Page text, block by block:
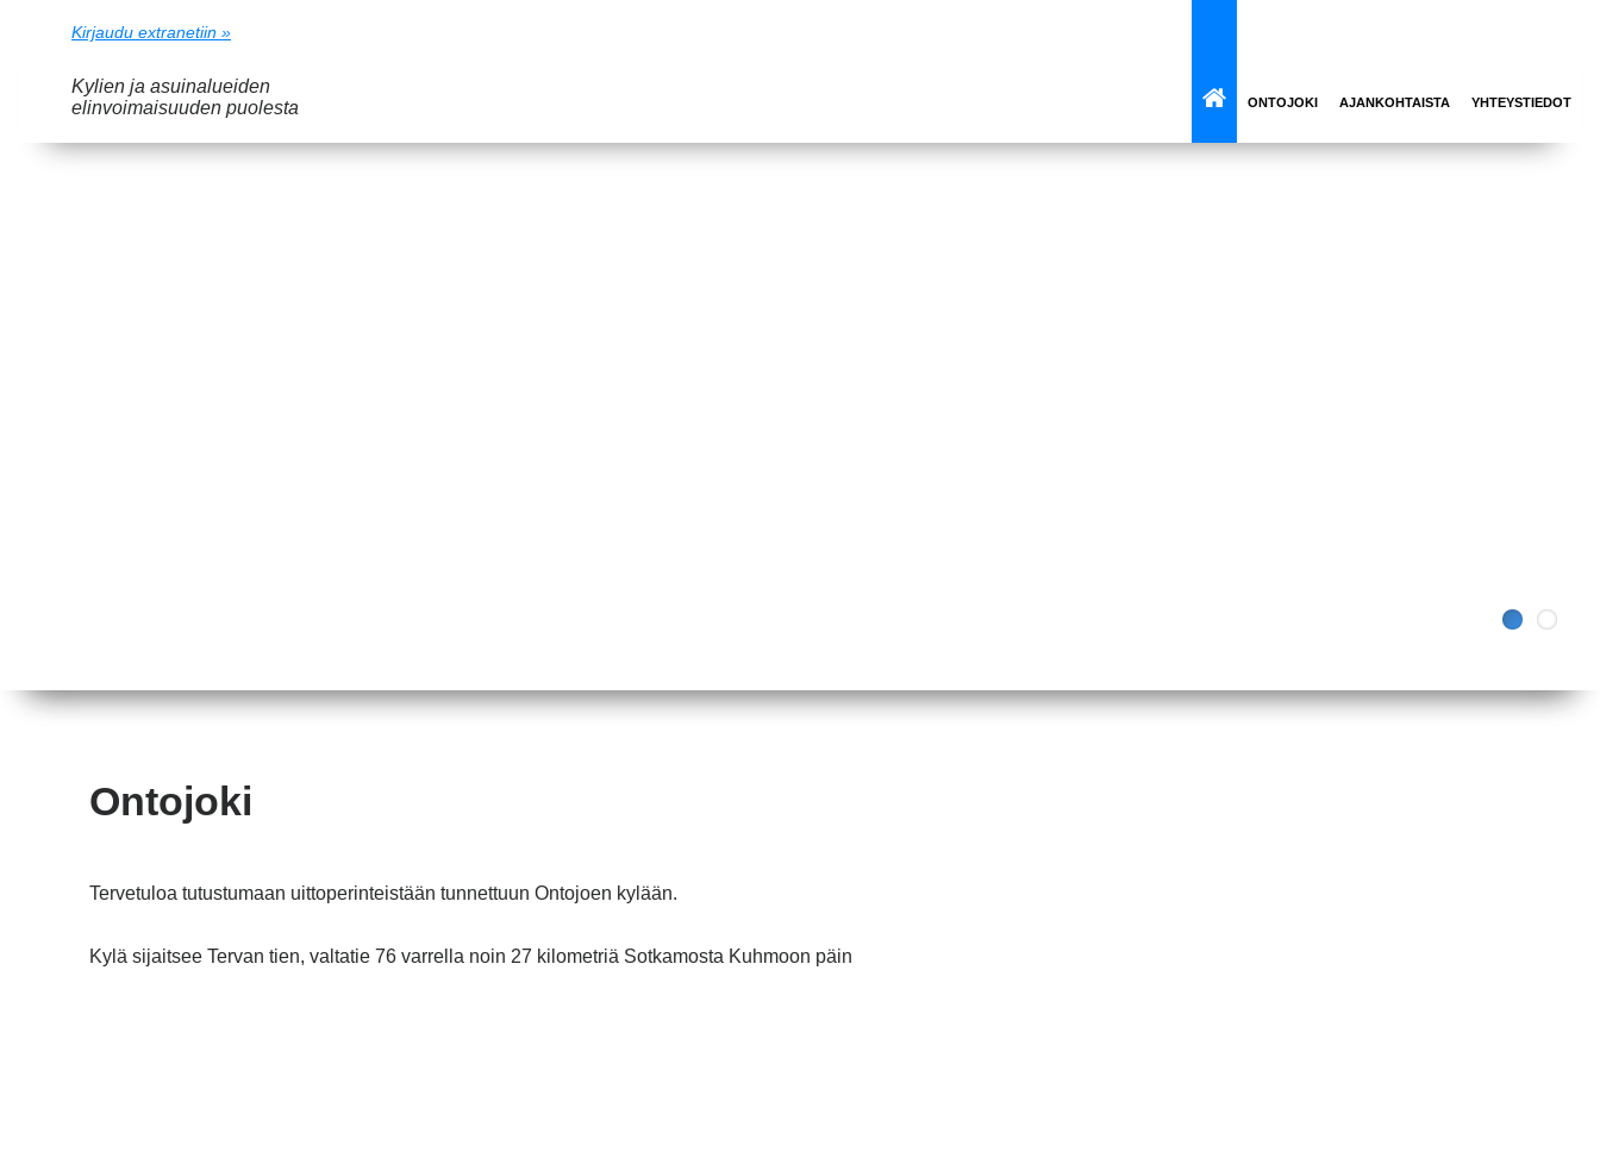
Kirjaudu extranetiin »
Kylien ja asuinalueiden
elinvoimaisuuden puolesta
ONTOJOKI AJANKOHTAISTA YHTEYSTIEDOT
Ontojoki
Tervetuloa tutustumaan uittoperinteistään tunnettuun Ontojoen kylään.
Kylä sijaitsee Tervan tien, valtatie 76 varrella noin 27 kilometriä Sotkamosta Kuhmoon päin